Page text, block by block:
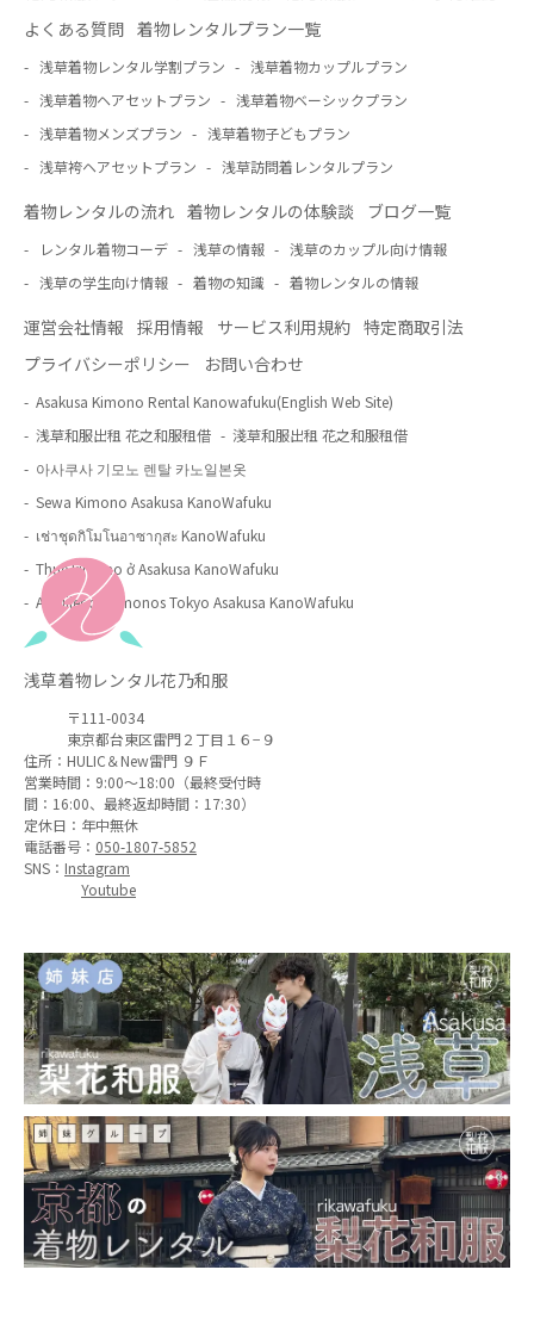
浅草着物レンタル花乃和服
住所：
〒111-0034
東京都台東区雷門２丁目１６−９
HULIC＆New雷門 ９Ｆ
営業時間：9:00〜18:00（最終受付時
間：16:00、最終返却時間：17:30）
定休日：年中無休
電話番号： 050-1807-5852
SNS： Instagram
Youtube
よくある質問 着物レンタルプラン一覧
浅草着物レンタル学割プラン
浅草着物カップルプラン
浅草着物ヘアセットプラン
浅草着物ベーシックプラン
浅草着物メンズプラン
浅草着物子どもプラン
浅草袴ヘアセットプラン
浅草訪問着レンタルプラン
着物レンタルの流れ 着物レンタルの体験談 ブログ一覧
レンタル着物コーデ 浅草の情報
浅草のカップル向け情報
浅草の学生向け情報
着物の知識 着物レンタルの情報
運営会社情報 採用情報 サービス利用規約 特定商取引法
プライバシーポリシー
お問い合わせ
Asakusa Kimono Rental Kanowafuku(English Web Site)
浅草和服出租 花之和服租借
淺草和服出租 花之和服租借
아사쿠사 기모노 렌탈 카노일본옷
Sewa Kimono Asakusa KanoWafuku
เช่าชุดกิโมโนอาซากุสะ KanoWafuku
Thuê kimono ở Asakusa KanoWafuku
Alquiler de kimonos Tokyo Asakusa KanoWafuku